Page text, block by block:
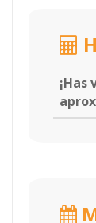
¡Has